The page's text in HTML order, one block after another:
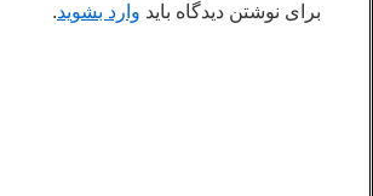
برای نوشتن دیدگاه باید وارد بشوید.